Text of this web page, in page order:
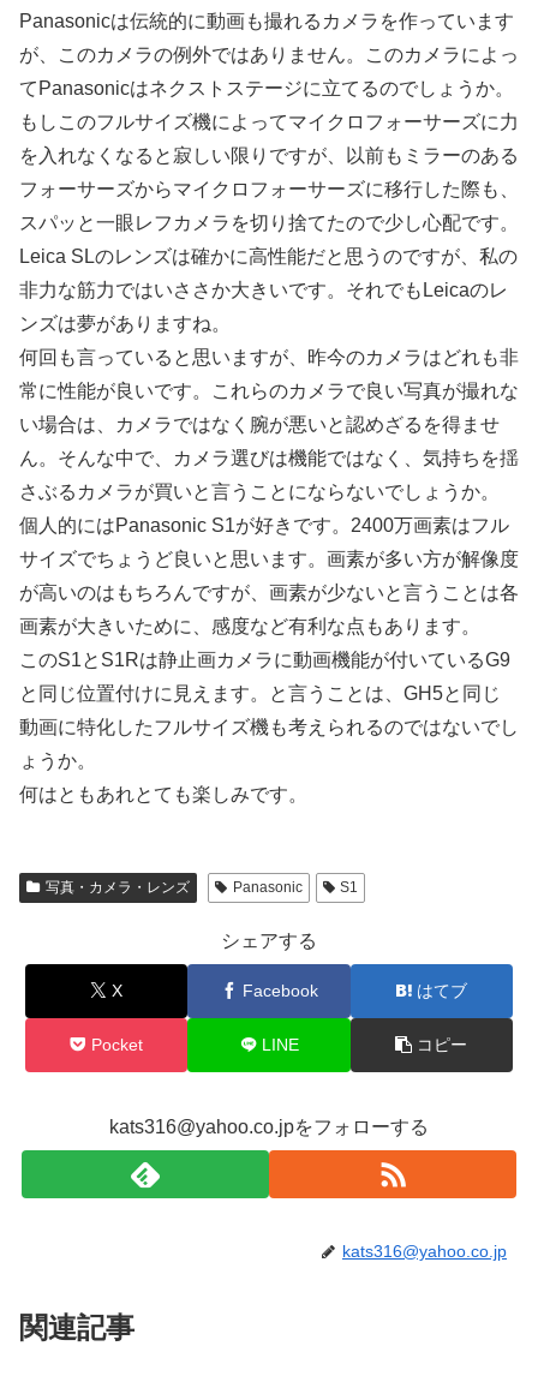
Panasonicは伝統的に動画も撮れるカメラを作っています
が、このカメラの例外ではありません。このカメラによっ
てPanasonicはネクストステージに立てるのでしょうか。
もしこのフルサイズ機によってマイクロフォーサーズに力
を入れなくなると寂しい限りですが、以前もミラーのある
フォーサーズからマイクロフォーサーズに移行した際も、
スパッと一眼レフカメラを切り捨てたので少し心配です。
Leica SLのレンズは確かに高性能だと思うのですが、私の
非力な筋力ではいささか大きいです。それでもLeicaのレ
ンズは夢がありますね。
何回も言っていると思いますが、昨今のカメラはどれも非
常に性能が良いです。これらのカメラで良い写真が撮れな
い場合は、カメラではなく腕が悪いと認めざるを得ませ
ん。そんな中で、カメラ選びは機能ではなく、気持ちを揺
さぶるカメラが買いと言うことにならないでしょうか。
個人的にはPanasonic S1が好きです。2400万画素はフル
サイズでちょうど良いと思います。画素が多い方が解像度
が高いのはもちろんですが、画素が少ないと言うことは各
画素が大きいために、感度など有利な点もあります。
このS1とS1Rは静止画カメラに動画機能が付いているG9
と同じ位置付けに見えます。と言うことは、GH5と同じ
動画に特化したフルサイズ機も考えられるのではないでし
ょうか。
何はともあれとても楽しみです。
写真・カメラ・レンズ Panasonic S1
シェアする
X Facebook はてブ
Pocket LINE コピー
kats316@yahoo.co.jpをフォローする
kats316@yahoo.co.jp
関連記事